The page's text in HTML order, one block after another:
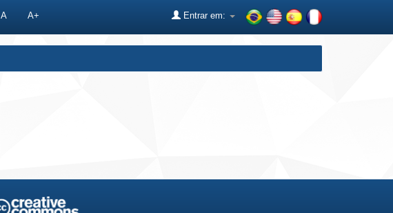
A A+ Entrar em: